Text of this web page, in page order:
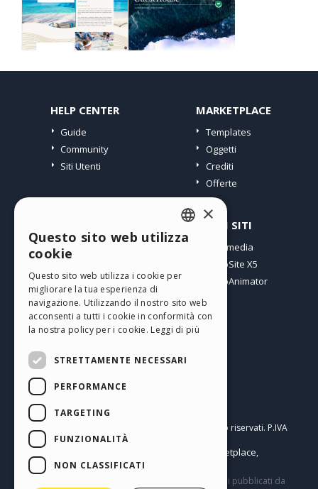
HELP CENTER
Guide
Community
Siti Utenti
MARKETPLACE
Templates
Oggetti
Crediti
Offerte
I miei post
I miei Download
Spazio Web
I miei Crediti
ALTRI SITI
Incomedia
WebSite X5
WebAnimator
Italiano
Copyright © 2026
Tutti i diritti sono riservati. P.IVA
IT07514640015
Help Center / Marketplace,
Templates,Objects|Privacy Policy
Questo sito contiene commenti, opinioni e materiali pubblicati da
ENGLISH
SPANISH
PORTUGUESE
POLISH
×
Questo sito web utilizza
cookie
Questo sito web utilizza i cookie per
migliorare la tua esperienza di
navigazione. Utilizzando il nostro sito web
acconsenti a tutti i cookie in conformità con
la nostra policy per i cookie. Leggi di più
STRETTAMENTE NECESSARI
PERFORMANCE
TARGETING
FUNZIONALITÀ
NON CLASSIFICATI